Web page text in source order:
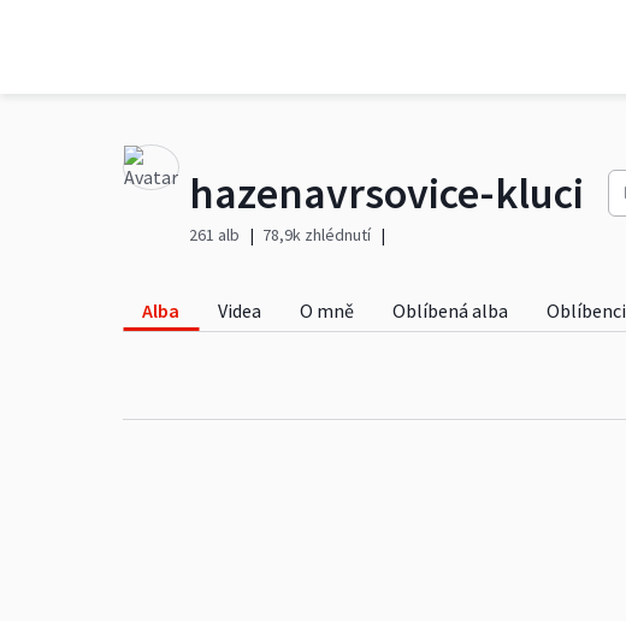
hazenavrsovice-kluci
261 alb
78,9k zhlédnutí
Alba Videa O mně Oblíbená alba Oblíbenci